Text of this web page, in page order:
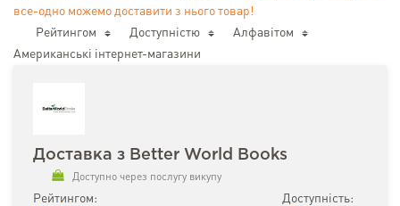
все-одно можемо доставити з нього товар!
Рейтингом
Доступністю
Алфавітом
Американські інтернет-магазини
Доставка з Better World Books
Доступно через послугу викупу
Рейтингом: Доступність: